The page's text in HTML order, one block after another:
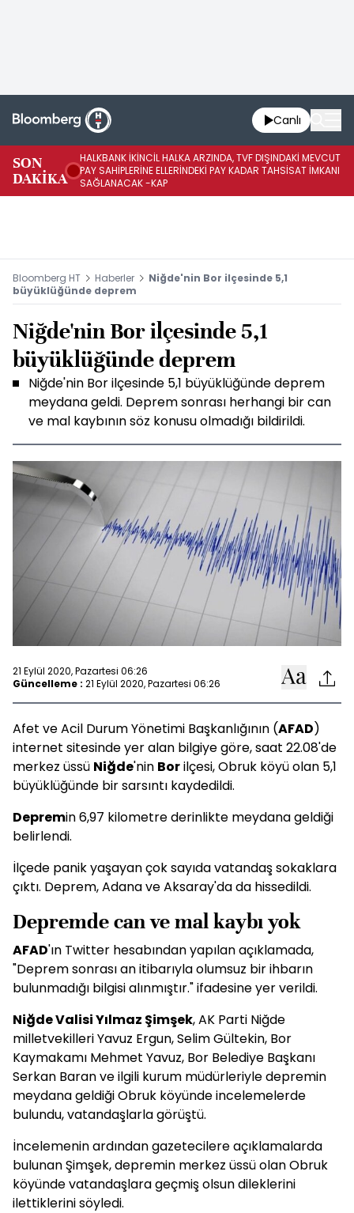
Canlı
SON
DAKİKA
HALKBANK İKİNCİL HALKA ARZINDA, TVF DIŞINDAKİ MEVCUT
PAY SAHİPLERİNE ELLERİNDEKİ PAY KADAR TAHSİSAT İMKANI
SAĞLANACAK -KAP
Bloomberg HT Haberler
Niğde'nin Bor ilçesinde 5,1
büyüklüğünde deprem
Niğde'nin Bor ilçesinde 5,1
büyüklüğünde deprem
Niğde'nin Bor ilçesinde 5,1 büyüklüğünde deprem
meydana geldi. Deprem sonrası herhangi bir can
ve mal kaybının söz konusu olmadığı bildirildi.
21 Eylül 2020, Pazartesi 06:26
Güncelleme : 21 Eylül 2020, Pazartesi 06:26
Afet ve Acil Durum Yönetimi Başkanlığının (AFAD)
internet sitesinde yer alan bilgiye göre, saat 22.08'de
merkez üssü Niğde'nin Borilçesi, Obruk köyü olan 5,1
büyüklüğünde bir sarsıntı kaydedildi.
Depremin 6,97 kilometre derinlikte meydana geldiği
belirlendi.
İlçede panik yaşayan çok sayıda vatandaş sokaklara
çıktı. Deprem, Adana ve Aksaray'da da hissedildi.
Depremde can ve mal kaybı yok
AFAD'ın Twitter hesabından yapılan açıklamada,
"Deprem sonrası an itibarıyla olumsuz bir ihbarın
bulunmadığı bilgisi alınmıştır." ifadesine yer verildi.
Niğde Valisi Yılmaz Şimşek, AK Parti Niğde
milletvekilleri Yavuz Ergun, Selim Gültekin, Bor
Kaymakamı Mehmet Yavuz, Bor Belediye Başkanı
Serkan Baran ve ilgili kurum müdürleriyle depremin
meydana geldiği Obruk köyünde incelemelerde
bulundu, vatandaşlarla görüştü.
İncelemenin ardından gazetecilere açıklamalarda
bulunan Şimşek, depremin merkez üssü olan Obruk
köyünde vatandaşlara geçmiş olsun dileklerini
ilettiklerini söyledi.